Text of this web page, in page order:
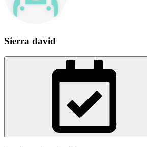
Sierra david